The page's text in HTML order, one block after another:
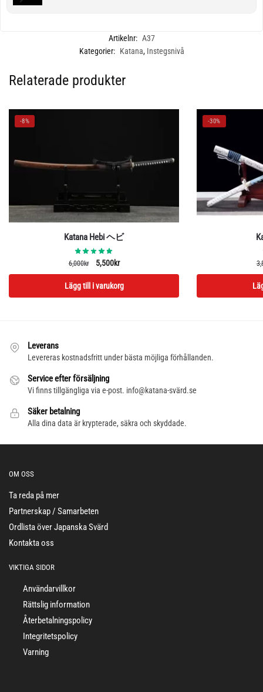
Artikelnr: A37
Kategorier: Katana, Instegsnivå
Relaterade produkter
-8%
Katana Hebi ヘビ
6,000kr
Det
ursprungliga
priset
var:
5,500krDet
nuvarande
priset
är:
Lägg till i varukorg
-30%
Leverans
Levereras kostnadsfritt under bästa möjliga förhållanden.
Service efter försäljning
Vi finns tillgängliga via e-post. info@katana-svärd.se
Säker betalning
Alla dina data är krypterade, säkra och skyddade.
OM OSS
Ta reda på mer
Partnerskap / Samarbeten
Ordlista över Japanska Svärd
Kontakta oss
VIKTIGA SIDOR
Användarvillkor
Rättslig information
Återbetalningspolicy
Integritetspolicy
Varning